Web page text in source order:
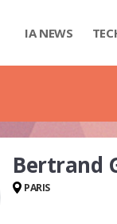
IA NEWS
Bertrand
PARIS